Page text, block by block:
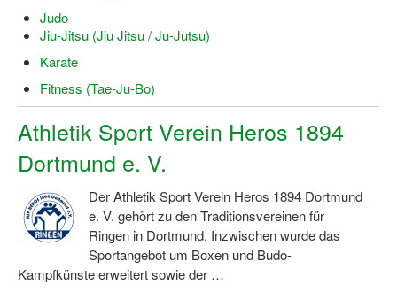
Bewegt ÄLTER werden in NRW!
Bewegt GESUND bleiben in NRW!
Aktionen zu "Bewegt Älter werden" / "Bewegt gesund
Koronarsport
Seniorensport
Judo
Jiu-Jitsu (Jiu Jitsu / Ju-Jutsu)
Karate
Fitness (Tae-Ju-Bo)
Athletik Sport Verein Heros 1894
Dortmund e. V.
Der Athletik Sport Verein Heros 1894 Dortmund
e. V. gehört zu den Traditionsvereinen für
Ringen in Dortmund. Inzwischen wurde das
Sportangebot um Boxen und Budo-
Kampfkünste erweitert sowie der …